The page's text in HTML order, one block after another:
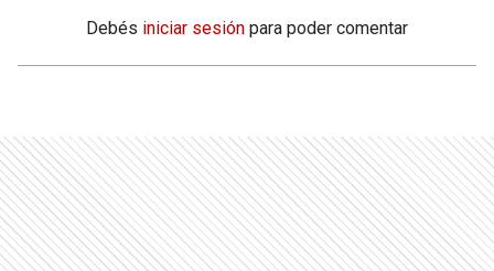
Debés iniciar sesión para poder comentar